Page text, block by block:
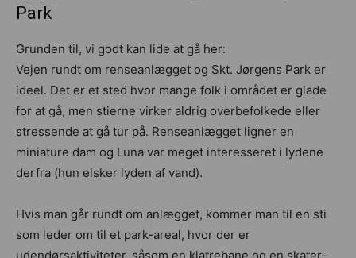
Park
Grunden til, vi godt kan lide at gå her:
Vejen rundt om renseanlægget og Skt. Jørgens Park er
ideel. Det er et sted hvor mange folk i området er glade
for at gå, men stierne virker aldrig overbefolkede eller
stressende at gå tur på. Renseanlægget ligner en
miniature dam og Luna var meget interesseret i lydene
derfra (hun elsker lyden af vand).
Hvis man går rundt om anlægget, kommer man til en sti
som leder om til et park-areal, hvor der er